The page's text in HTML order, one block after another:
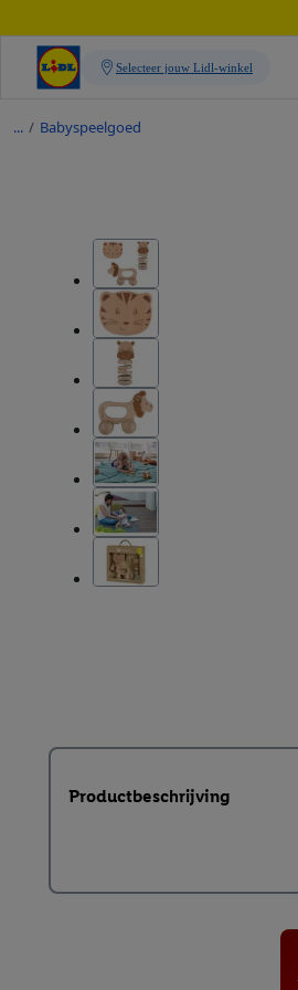
/ Babyspeelgoed
Productbeschrijving